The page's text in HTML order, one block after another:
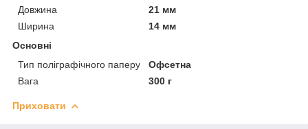
Довжина
21 мм
Ширина
14 мм
Основні
Тип поліграфічного паперу
Офсетна
Вага
300 г
Приховати